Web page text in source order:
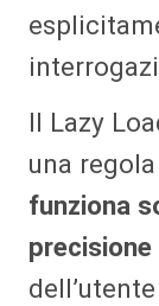
Il Lazy
una
funziona